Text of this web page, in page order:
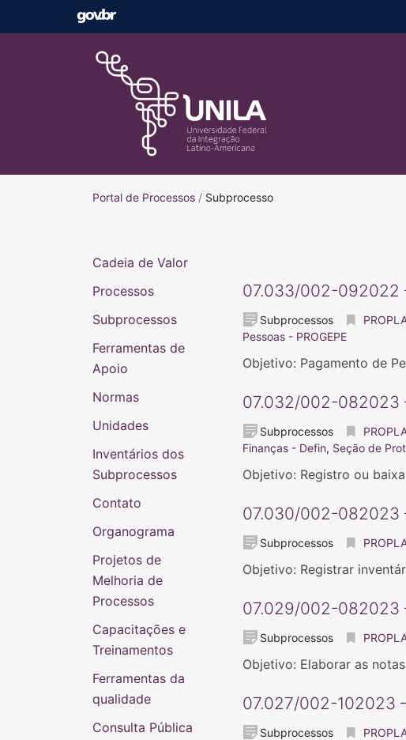
Portal de ProcessosPortal de Processos
/ Subprocesso
07.033/002-092022
Subprocessos
Pessoas - PROGEPE
Objetivo: Pagamento de
07.032/002-082023
Subprocessos
Finanças - Defin, Seção de
Objetivo: Registro ou
07.030/002-082023
Subprocessos
Objetivo: Registrar
07.029/002-082023
Subprocessos
Objetivo: Elaborar as
07.027/002-102023
Subprocessos
Cadeia de Valor
Processos
Subprocessos
Ferramentas de
Apoio
Normas
Unidades
Inventários dos
Subprocessos
Contato
Organograma
Projetos de
Melhoria de
Processos
Capacitações e
Treinamentos
Ferramentas da
qualidade
Consulta Pública